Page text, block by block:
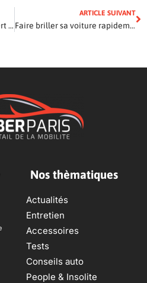
Roulez vers un avenir plus vert avec une voiture électrique
ARTICLE SUIVANT
Faire briller sa voiture rapidement
Nos thèmatiques
Actualités
Entretien
Accessoires
Tests
Conseils auto
People & Insolite